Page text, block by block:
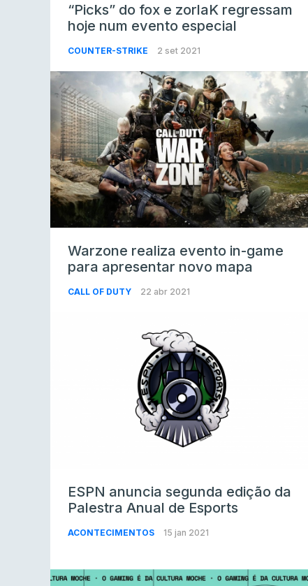
“Picks” do fox e zorlaK regressam
hoje num evento especial
COUNTER-STRIKE 2 set 2021
Warzone realiza evento in-game
para apresentar novo mapa
CALL OF DUTY 22 abr 2021
ESPN anuncia segunda edição da
Palestra Anual de Esports
ACONTECIMENTOS 15 jan 2021